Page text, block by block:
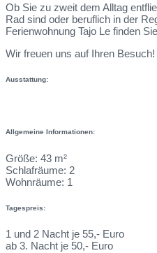
Ob Sie zu zweit dem Alltag
Rad sind oder beruflich in der
Ferienwohnung Tajo Le finden
Wir freuen uns auf Ihren Besuch!
Ausstattung:
Allgemeine Informationen:
Größe: 43 m²
Schlafräume: 2
Wohnräume: 1
Tagespreis:
1 und 2 Nacht je 55,- Euro
ab 3. Nacht je 50,- Euro